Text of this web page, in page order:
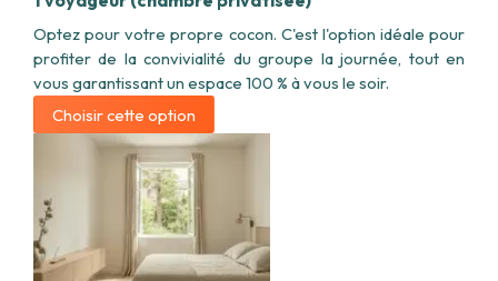
Optez pour votre propre cocon. C'est l'option idéale pour
profiter de la convivialité du groupe la journée, tout en
vous garantissant un espace 100 % à vous le soir.
Choisir cette option